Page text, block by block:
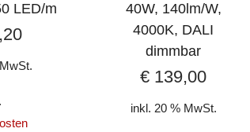
LED/m
40W, 140lm/W,
4000K, DALI
dimmbar
€ 139,00
inkl. 20 % MwSt.